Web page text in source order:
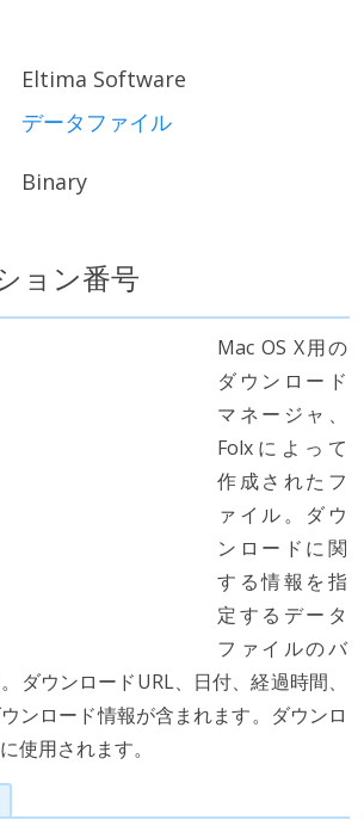
Eltima Software
データファイル
Binary
ョン番号
Mac OS X用の
ダウンロード
マネージャ、
Folxによって
作成されたフ
ァイル。ダウ
ンロードに関
する情報を指
定するデータ
ファイルのバ
ダウンロードURL、日付、経過時間、
ンロード情報が含まれます。ダウンロ
使用されます。